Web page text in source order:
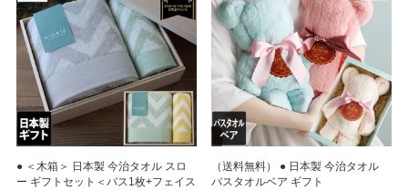
● ＜木箱＞ 日本製 今治タオル スロ
ー ギフトセット＜バス1枚+フェイス
（送料無料） ● 日本製 今治タオル
バスタオルベア ギフト